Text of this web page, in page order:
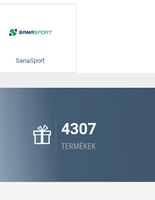
SanaSport
4307
TERMÉKEK